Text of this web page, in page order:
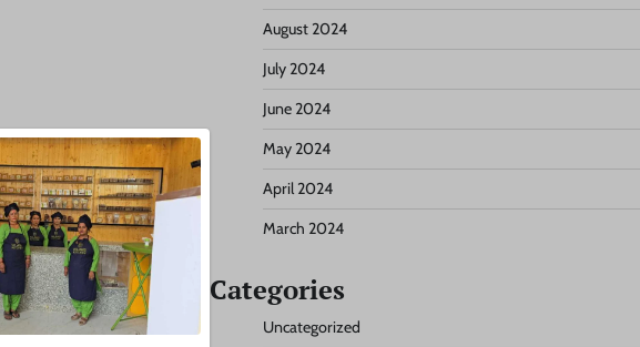
August 2024
July 2024
June 2024
May 2024
April 2024
March 2024
Categories
Uncategorized